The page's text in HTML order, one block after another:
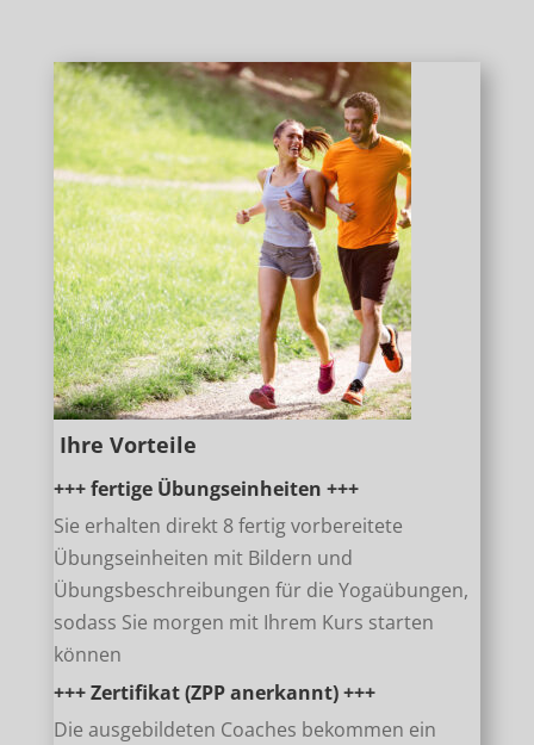
Ihre Vorteile
+++ fertige Übungseinheiten +++
Sie erhalten direkt 8 fertig vorbereitete
Übungseinheiten mit Bildern und
Übungsbeschreibungen für die Yogaübungen,
sodass Sie morgen mit Ihrem Kurs starten
können
+++ Zertifikat (ZPP anerkannt) +++
Die ausgebildeten Coaches bekommen ein